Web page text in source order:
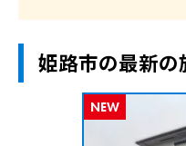
姫路市の最新の
NEW